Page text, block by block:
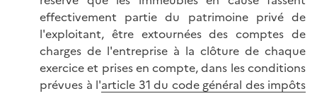
effectivement partie du patrimoine privé de
l'exploitant, être extournées des comptes de
charges de l'entreprise à la clôture de chaque
exercice et prises en compte, dans les conditions
prévues à l'article 31 du code général des impôts